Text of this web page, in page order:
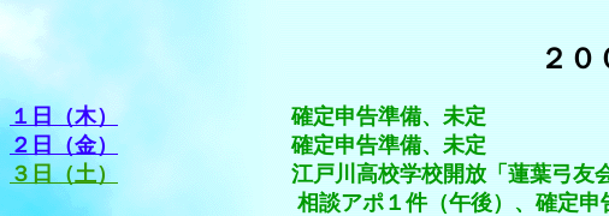
２
１日（木）
確定申告準備、未定
２日（金）
確定申告準備、未定
３日（土）
江戸川高校学校開放「蓮葉弓友会」に
相談アポ１件（午後）、確定申告準